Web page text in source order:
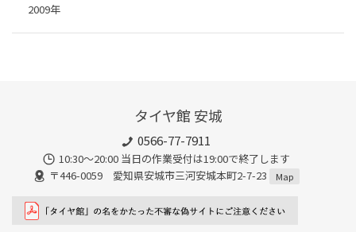
2009年
タイヤ館 安城
0566-77-7911
10:30〜20:00 当日の作業受付は19:00で終了します
〒446-0059 愛知県安城市三河安城本町2-7-23
Map